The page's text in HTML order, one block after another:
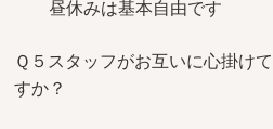
昼休みは基本自由です
Ｑ５スタッフがお互いに心掛け
すか？